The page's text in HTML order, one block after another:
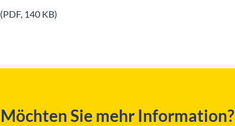
(PDF, 140 KB)
Möchten Sie mehr Information?